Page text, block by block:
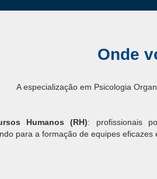
Onde
A especialização em Psicologia
Humanos (RH): profissionais
para a formação de equipes eficazes
de melhorias para aumentar a